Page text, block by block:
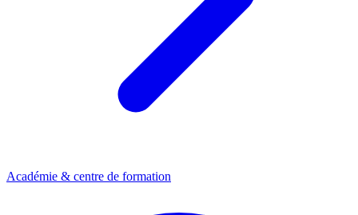
Académie & centre de formation